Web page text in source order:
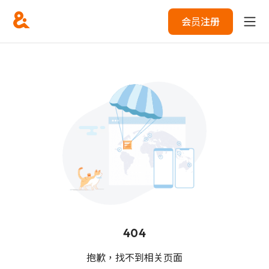
会员注册
404
抱歉，找不到相关页面